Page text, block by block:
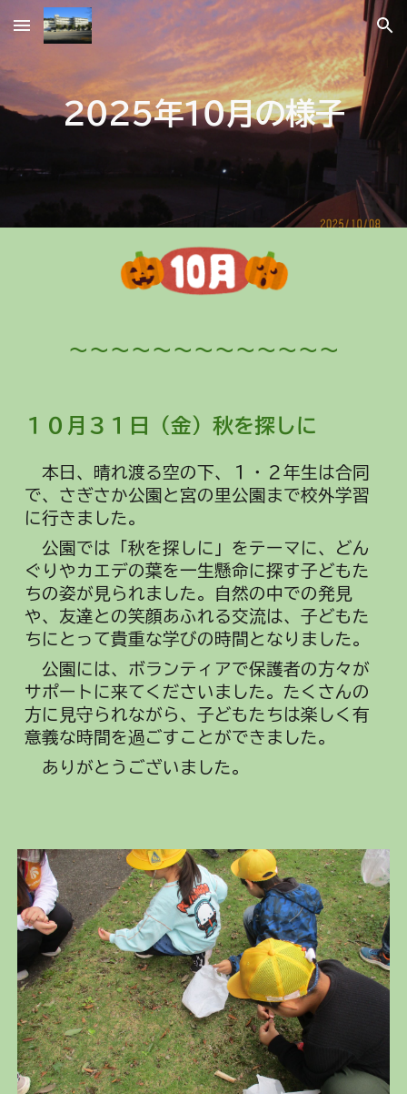
Skip to main content Skip to navigation
２０２５年１０月の様子
～～～～～～～～～～～～～
１０月 ３１ 日（金）秋を探しに
本日、晴れ渡る空の下、１・２年生は合同
で、さぎさか公園と宮の里公園まで校外学習
に行きました。
公園では「秋を探しに」をテーマに、どん
ぐりやカエデの葉を一生懸命に探す子どもた
ちの姿が見られました。自然の中での発見
や、友達との笑顔あふれる交流は、子どもた
ちにとって貴重な学びの時間となりました。
公園には、ボランティアで保護者の方々が
サポートに来てくださいました。たくさんの
方に見守られながら、子どもたちは楽しく有
意義な時間を過ごすことができました。
ありがとうございました。